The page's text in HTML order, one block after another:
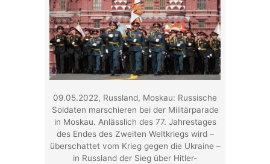
09.05.2022, Russland, Moskau: Russische
Soldaten marschieren bei der Militärparade
in Moskau. Anlässlich des 77. Jahrestages
des Endes des Zweiten Weltkriegs wird –
überschattet vom Krieg gegen die Ukraine –
in Russland der Sieg über Hitler-